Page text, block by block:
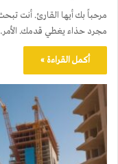
مرحباً بك أيها القارئ. أنت
مجرد حذاء يغطي قدمك.
أكمل القراءة »